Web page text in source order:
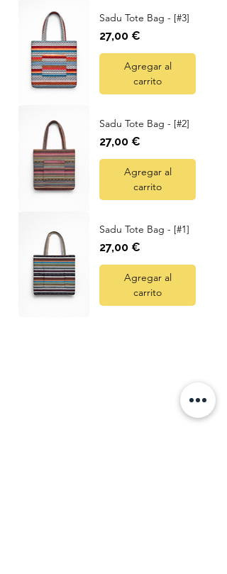
Sadu Tote Bag - [#3]
Precio
27,00 €
Agregar al
carrito
Sadu Tote Bag - [#2]
Precio
27,00 €
Agregar al
carrito
Sadu Tote Bag - [#1]
Precio
27,00 €
Agregar al
carrito